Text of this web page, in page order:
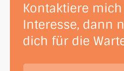
Kontaktiere
Interesse, dann
dich für die